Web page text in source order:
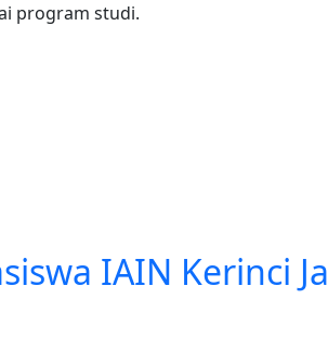
program studi.
Jawabannya di Career Class Time
IAIN Kerinci